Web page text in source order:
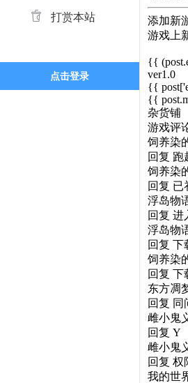
打赏本站
点击登录
添加新
游戏上
{{
ver1.0
{{
{{
杂货铺
游戏评
饲养染
回复 跑
饲养染
回复 已
浮岛物
回复 进
浮岛物
回复 下
饲养染
回复 下
东方凋
回复 同
雌小鬼
回复 Y
雌小鬼
回复 权
我的世